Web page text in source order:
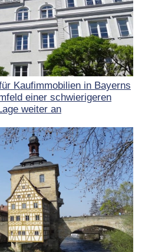
Kaufimmobilien in Bayerns
einer schwierigeren
weiter an